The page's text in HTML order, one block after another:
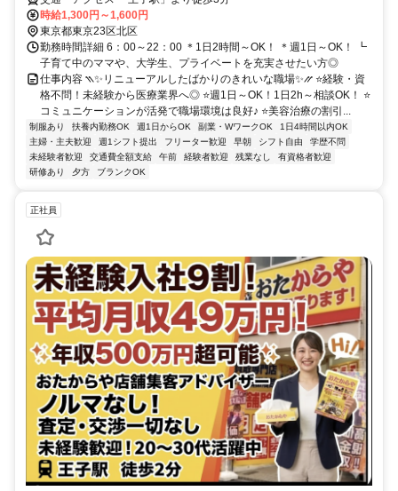
時給1,300円～1,600円
東京都東京23区北区
勤務時間詳細 6：00～22：00 ＊1日2時間～OK！ ＊週1日～OK！ ┗
子育て中のママや、大学生、プライベートを充実させたい方◎
仕事内容 ⳹✨リニューアルしたばかりのきれいな職場✨⳼ ⭐経験・資
格不問！未経験から医療業界へ◎ ⭐週1日～OK！1日2h～相談OK！ ⭐
コミュニケーションが活発で職場環境は良好♪ ⭐美容治療の割引...
制服あり 扶養内勤務OK 週1日からOK 副業・WワークOK
1日4時間以内OK
主婦・主夫歓迎
週1シフト提出 フリーター歓迎 早朝 シフト自由
学歴不問
未経験者歓迎
交通費全額支給 午前 経験者歓迎 残業なし
有資格者歓迎
研修あり
夕方 ブランクOK
正社員